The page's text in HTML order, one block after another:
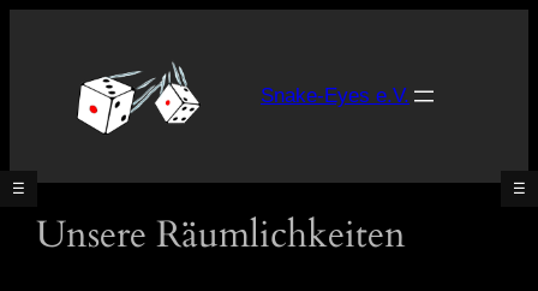
springen
Snake-Eyes e.V.
☰
☰
Unsere Räumlichkeiten